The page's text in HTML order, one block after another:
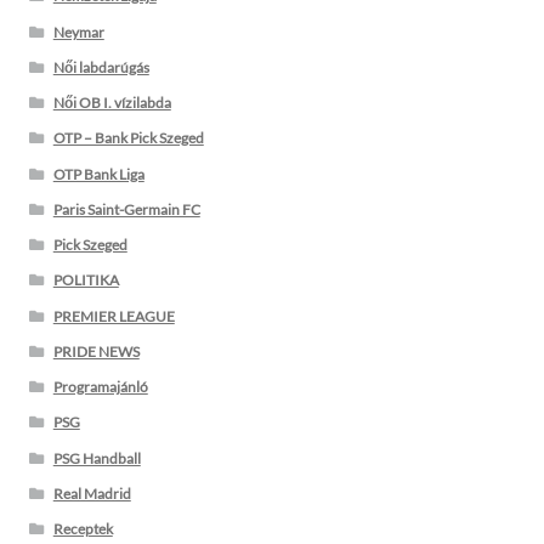
Neymar
Női labdarúgás
Női OB I. vízilabda
OTP – Bank Pick Szeged
OTP Bank Liga
Paris Saint-Germain FC
Pick Szeged
POLITIKA
PREMIER LEAGUE
PRIDE NEWS
Programajánló
PSG
PSG Handball
Real Madrid
Receptek